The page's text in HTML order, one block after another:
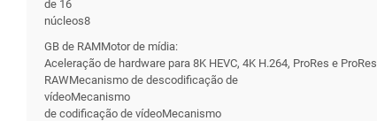
de 16
núcleos8
GB de RAMMotor de mídia:
Aceleração de hardware para 8K HEVC, 4K H.264, ProRes e ProRes
RAWMecanismo de descodificação de
vídeoMecanismo
de codificação de vídeoMecanismo